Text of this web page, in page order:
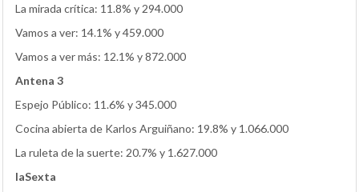
La mirada crítica: 11.8% y 294.000
Vamos a ver: 14.1% y 459.000
Vamos a ver más: 12.1% y 872.000
Antena 3
Espejo Público: 11.6% y 345.000
Cocina abierta de Karlos Arguiñano: 19.8% y 1.066.000
La ruleta de la suerte: 20.7% y 1.627.000
laSexta